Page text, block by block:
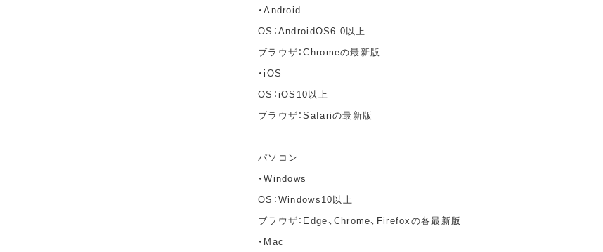
・Android
OS：AndroidOS6.0以上
ブラウザ：Chromeの最新版
・iOS
OS：iOS10以上
ブラウザ：Safariの最新版
パソコン
・Windows
OS：Windows10以上
ブラウザ：Edge、Chrome、Firefoxの各最新版
・Mac